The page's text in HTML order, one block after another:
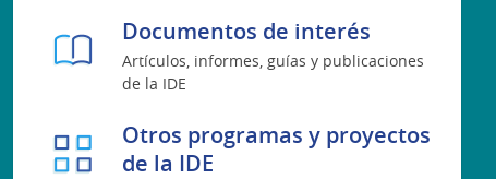
Documentos de interés
Artículos, informes, guías y publicaciones
de la IDE
Otros programas y proyectos
de la IDE